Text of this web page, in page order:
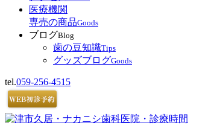
医療機関
専売の商品Goods
ブログBlog
歯の豆知識Tips
グッズブログGoods
tel.059-256-4515